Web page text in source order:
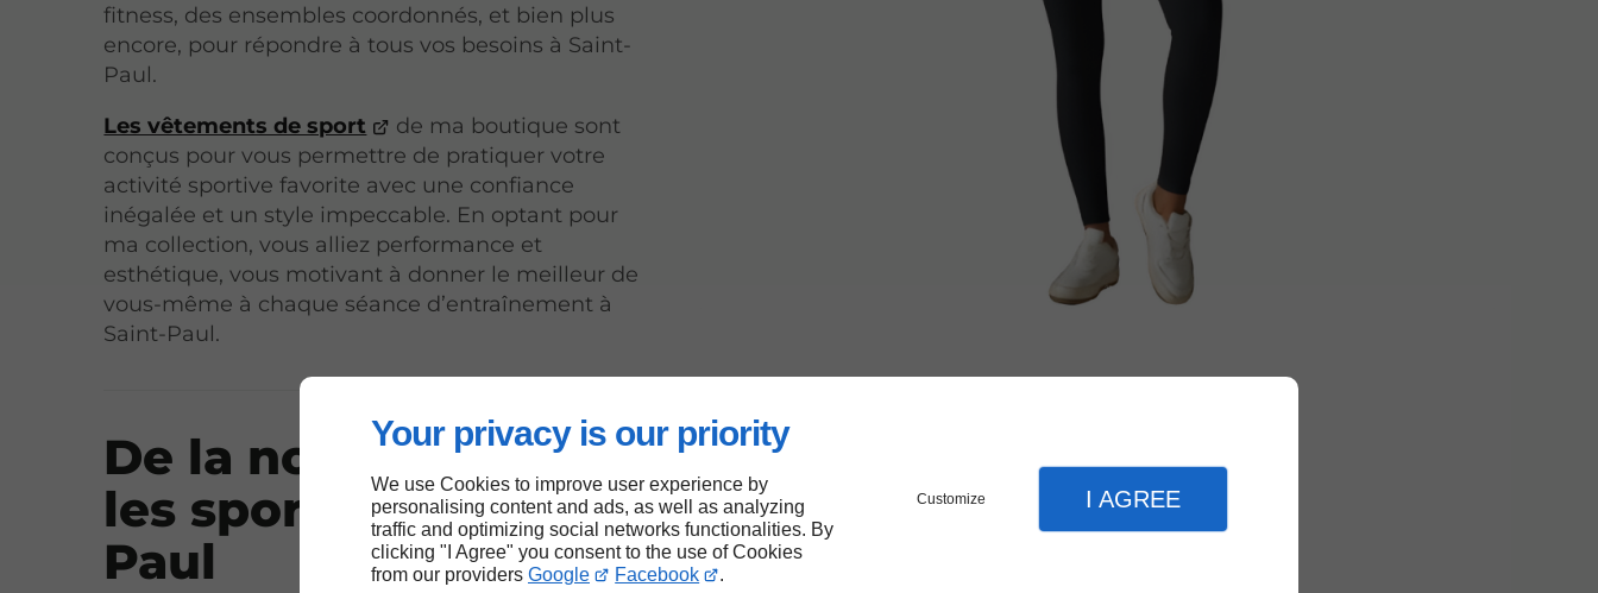
Your privacy is our priority
We use Cookies to improve user experience by
personalising content and ads, as well as analyzing
traffic and optimizing social networks functionalities. By
clicking "I Agree" you consent to the use of Cookies
from our providers Google Facebook .
Customize I AGREE
fitness, des ensembles coordonnés, et bien plus
encore, pour répondre à tous vos besoins à Saint-
Paul.
Les vêtements de sport
de ma boutique sont
conçus pour vous permettre de pratiquer votre
activité sportive favorite avec une confiance
inégalée et un style impeccable. En optant pour
ma collection, vous alliez performance et
esthétique, vous motivant à donner le meilleur de
vous-même à chaque séance d’entraînement à
Saint-Paul.
De la nourriture pour
les sportifs à Saint-
Paul